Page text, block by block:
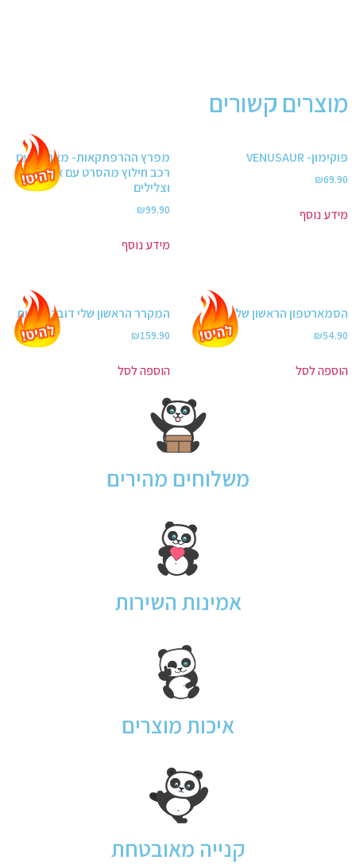
מוצרים קשורים
פוקימון- VENUSAUR
₪69.90
מידע נוסף
מפרץ ההרפתקאות- מארשל עם
רכב חילוץ מהסרט עם אורות
וצלילים
₪99.90
מידע נוסף
הסמארטפון הראשון שלי
₪54.90
הוספה לסל
המקרר הראשון שלי דובר עברית
₪159.90
הוספה לסל
משלוחים מהירים
אמינות השירות
איכות מוצרים
קנייה מאובטחת